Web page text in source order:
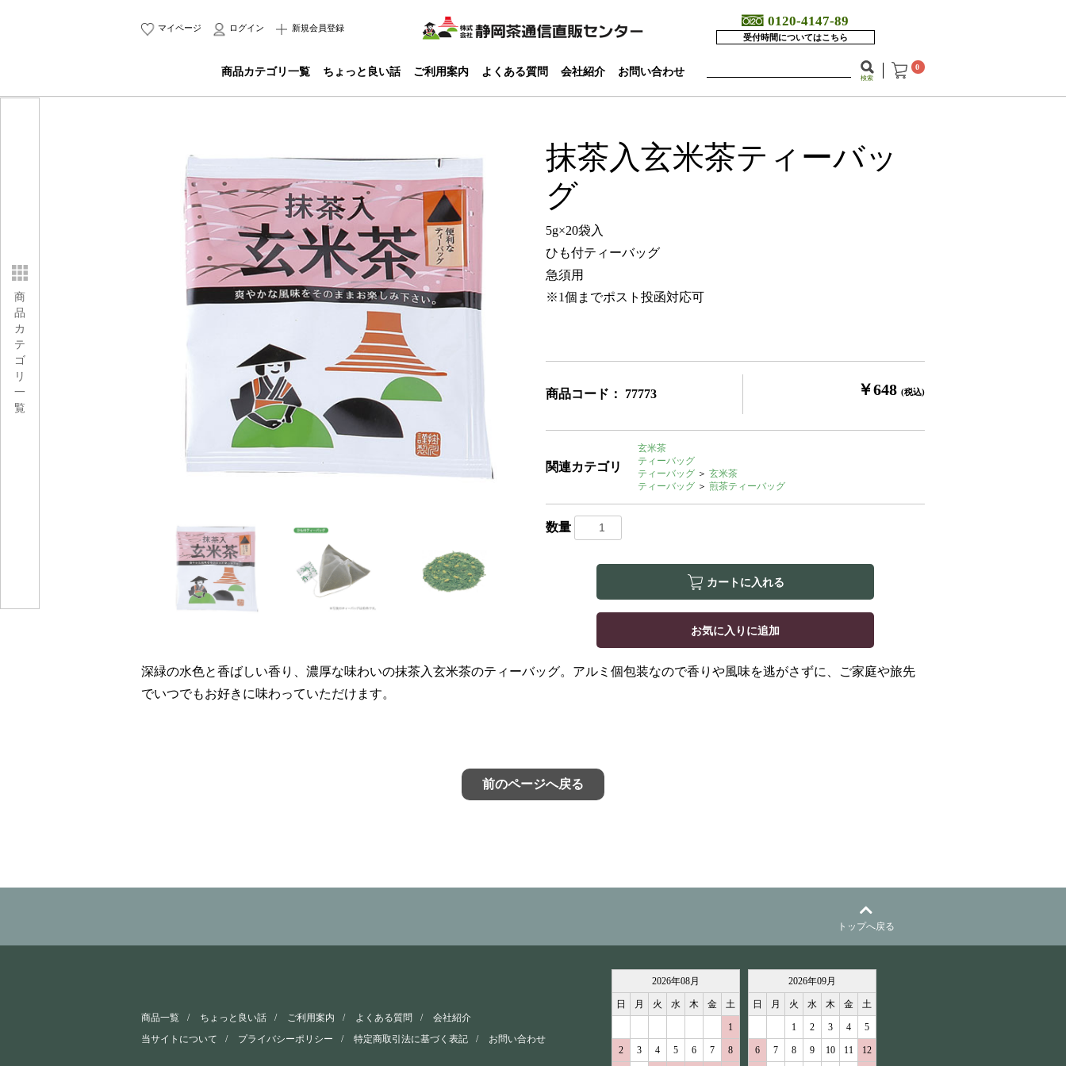
マイページ ログイン 新規会員登録 0120-4147-89
受付時間についてはこちら
商品カテゴリ一覧 ちょっと良い話 ご利用案内 よくある質問 会社紹介 お問い合わせ 検索
0
商
品
カ
テ
ゴ
リ
一
覧
抹茶入玄米茶ティーバッ
グ
5g×20袋入
ひも付ティーバッグ
急須用
※1個までポスト投函対応可
商品コード： 77773 ￥648 (税込)
関連カテゴリ
玄米茶
ティーバッグ
ティーバッグ ＞ 玄米茶
ティーバッグ ＞ 煎茶ティーバッグ
数量
カートに入れる
お気に入りに追加
深緑の水色と香ばしい香り、濃厚な味わいの抹茶入玄米茶のティーバッグ。アルミ個包装なので香りや風味を逃がさずに、ご家庭や旅先
でいつでもお好きに味わっていただけます。
前のページへ戻る
トップへ戻る
商品一覧 ちょっと良い話 ご利用案内 よくある質問
会社紹介
当サイトについて
プライバシーポリシー 特定商取引法に基づく表記 お問い合わせ
2026年08月
日 月 火 水 木 金 土
1
2 3 4 5 6 7 8
2026年09月
日 月 火 水 木 金 土
1 2 3 4 5
6 7 8 9 10 11 12